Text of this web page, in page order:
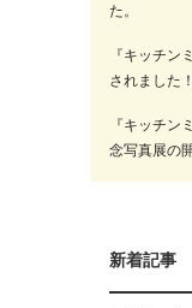
た。
『キッチン
されました！
『キッチン
念写真展の
新着記事